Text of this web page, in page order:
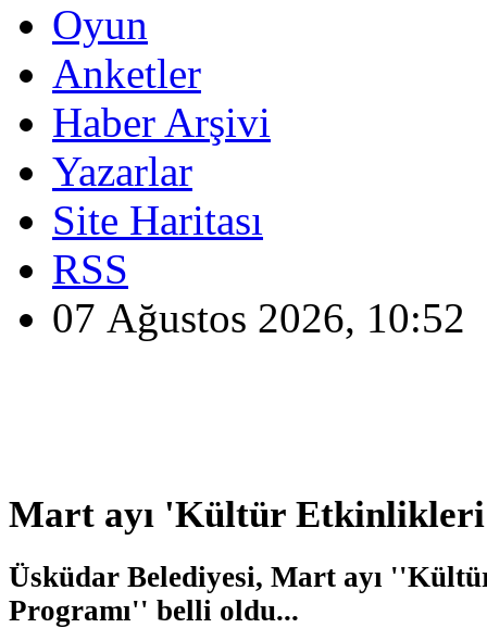
Oyun
Anketler
Haber Arşivi
Yazarlar
Site Haritası
RSS
07 Ağustos 2026, 10:52
Mart ayı 'Kültür Etkinlikleri
Üsküdar Belediyesi, Mart ayı
Programı'' belli oldu...